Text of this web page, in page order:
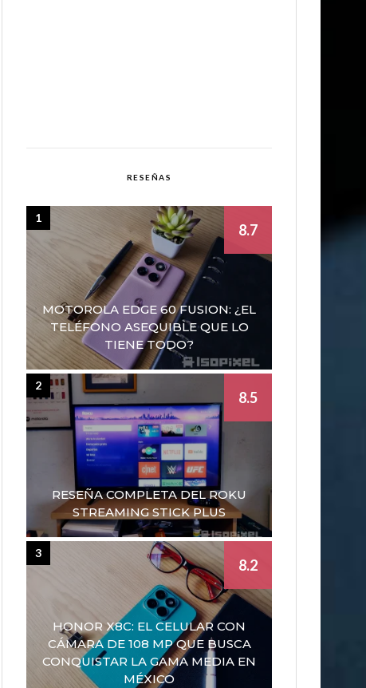
RESEÑAS
MOTOROLA EDGE 60 FUSION: ¿EL
TELÉFONO ASEQUIBLE QUE LO
TIENE TODO?
8.7
1
RESEÑA COMPLETA DEL ROKU
STREAMING STICK PLUS
8.5
2
HONOR X8C: EL CELULAR CON
CÁMARA DE 108 MP QUE BUSCA
CONQUISTAR LA GAMA MEDIA EN
MÉXICO
8.2
3